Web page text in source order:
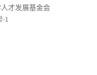
才发展基金会
-1